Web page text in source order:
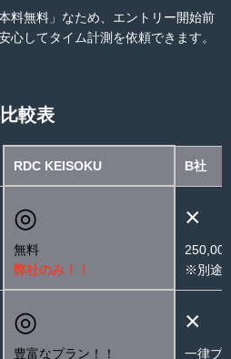
料無料」なため、エントリー開始前
心してタイム計測を依頼できます。
比較表
RDC KEISOKU B社
◎
無料
弊社のみ！！
×
※別途
◎
豊富なプラン！！
×
一律プ